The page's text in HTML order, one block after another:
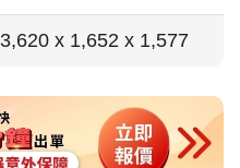
3,620 x 1,652 x 1,577